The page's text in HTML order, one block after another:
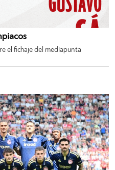
el fichaje del mediapunta